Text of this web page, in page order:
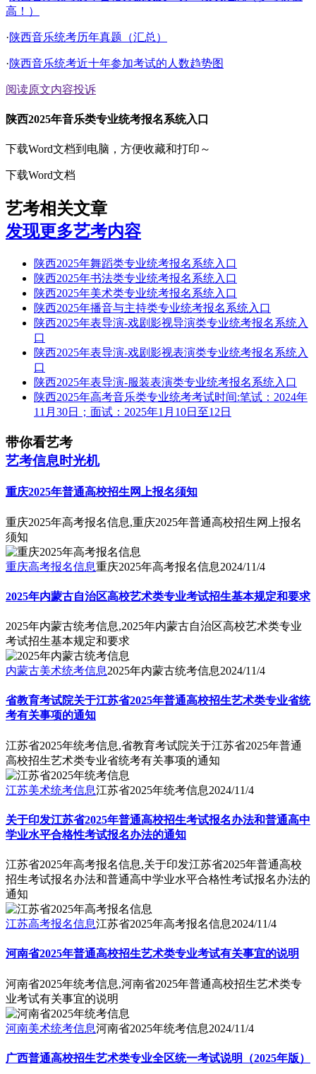
高！）
·陕西音乐统考历年真题（汇总）
·陕西音乐统考近十年参加考试的人数趋势图
阅读原文内容投诉
陕西2025年音乐类专业统考报名系统入口
下载Word文档到电脑，方便收藏和打印～
下载Word文档
艺考相关文章
发现更多艺考内容
陕西2025年舞蹈类专业统考报名系统入口
陕西2025年书法类专业统考报名系统入口
陕西2025年美术类专业统考报名系统入口
陕西2025年播音与主持类专业统考报名系统入口
陕西2025年表导演-戏剧影视导演类专业统考报名系统入
口
陕西2025年表导演-戏剧影视表演类专业统考报名系统入
口
陕西2025年表导演-服装表演类专业统考报名系统入口
陕西2025年高考音乐类专业统考考试时间:笔试：2024年
11月30日；面试：2025年1月10日至12日
带你看艺考
艺考信息时光机
重庆2025年普通高校招生网上报名须知
重庆2025年高考报名信息,重庆2025年普通高校招生网上报名
须知
重庆高考报名信息重庆2025年高考报名信息2024/11/4
2025年内蒙古自治区高校艺术类专业考试招生基本规定和要求
2025年内蒙古统考信息,2025年内蒙古自治区高校艺术类专业
考试招生基本规定和要求
内蒙古美术统考信息2025年内蒙古统考信息2024/11/4
省教育考试院关于江苏省2025年普通高校招生艺术类专业省统
考有关事项的通知
江苏省2025年统考信息,省教育考试院关于江苏省2025年普通
高校招生艺术类专业省统考有关事项的通知
江苏美术统考信息江苏省2025年统考信息2024/11/4
关于印发江苏省2025年普通高校招生考试报名办法和普通高中
学业水平合格性考试报名办法的通知
江苏省2025年高考报名信息,关于印发江苏省2025年普通高校
招生考试报名办法和普通高中学业水平合格性考试报名办法的
通知
江苏高考报名信息江苏省2025年高考报名信息2024/11/4
河南省2025年普通高校招生艺术类专业考试有关事宜的说明
河南省2025年统考信息,河南省2025年普通高校招生艺术类专
业考试有关事宜的说明
河南美术统考信息河南省2025年统考信息2024/11/4
广西普通高校招生艺术类专业全区统一考试说明（2025年版）